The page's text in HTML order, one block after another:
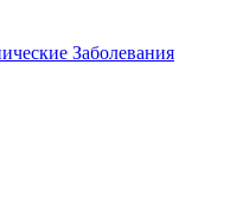
Заболевания